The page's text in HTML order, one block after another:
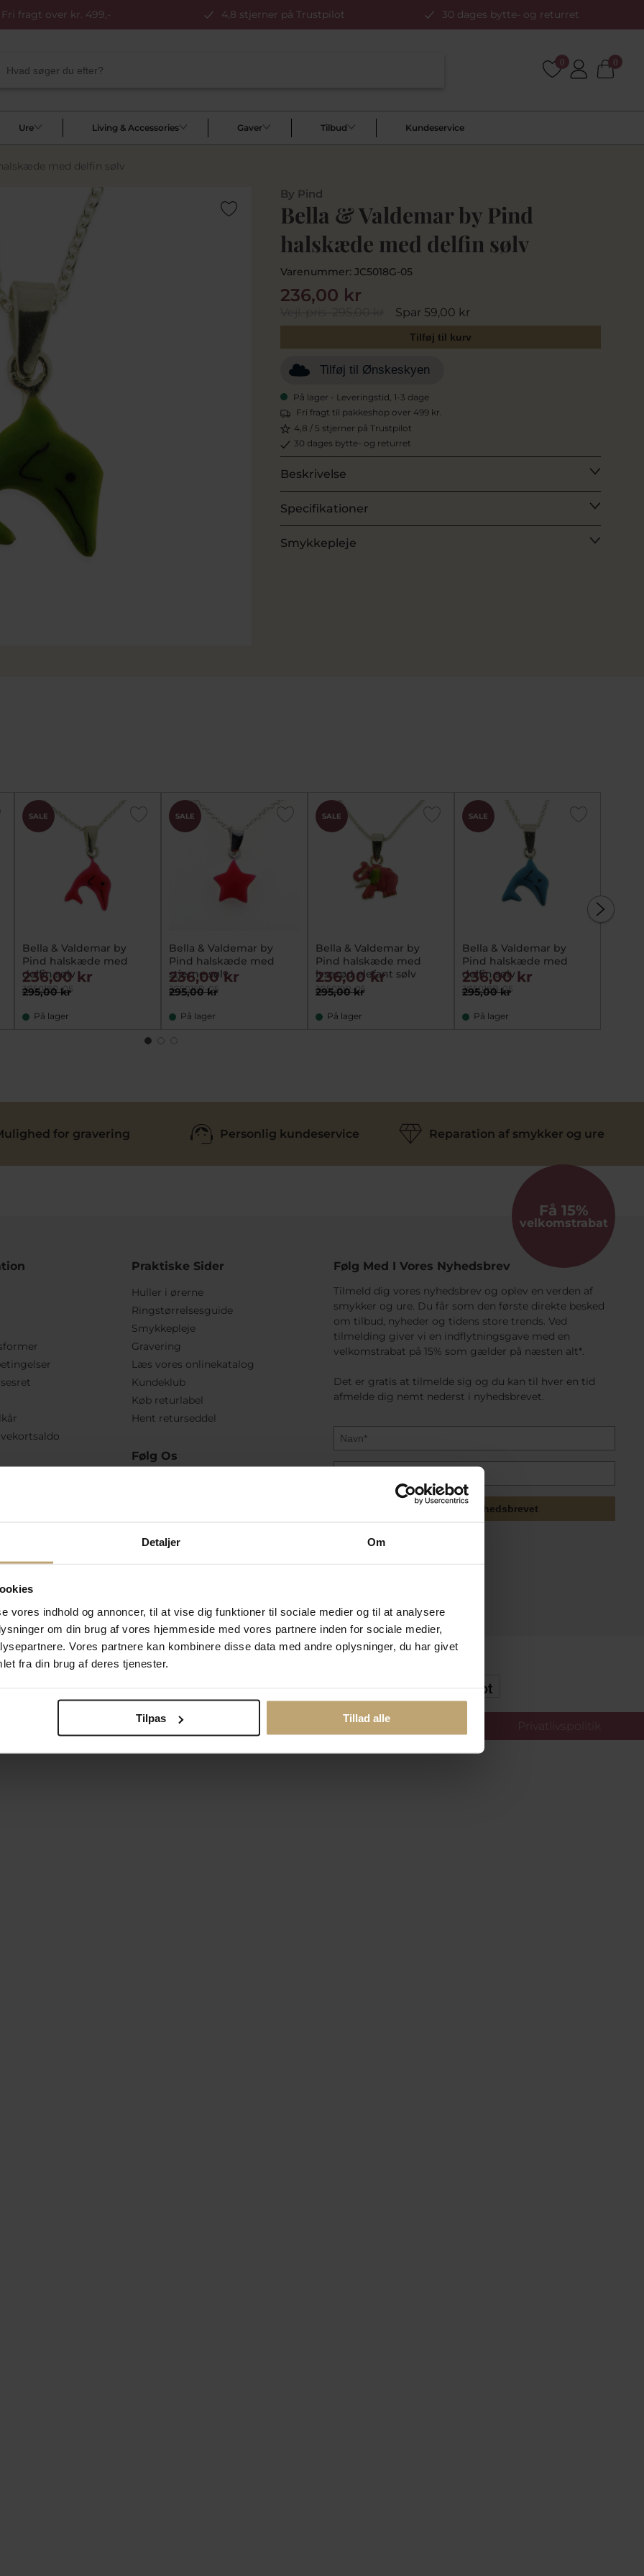
Detaljer Om
vores indhold og annoncer, til at vise dig funktioner til sociale medier og til at analysere
om din brug af vores hjemmeside med vores partnere inden for sociale medier,
Vores partnere kan kombinere disse data med andre oplysninger, du har givet
fra din brug af deres tjenester.
Tilpas Tillad alle
Fri fragt over kr. 499,- 4,8 stjerner på Trustpilot 30 dages bytte- og returret
0 0
Ure Living & Accessories Gaver Tilbud Kundeservice
med delfin sølv
By Pind
Bella & Valdemar by Pind
halskæde med delfin sølv
Varenummer: JC5018G-05
Vejl. pris295,00 kr Spar 59,00 kr
236,00 kr
Tilføj til kurv
Tilføj til Ønskeskyen
På lager - Leveringstid, 1-3 dage
Fri fragt til pakkeshop over 499 kr.
4,8 / 5 stjerner på Trustpilot
30 dages bytte- og returret
Beskrivelse
Specifikationer
Smykkepleje
SALE
Bella & Valdemar by
Pind halskæde med
delfin sølv
JC5018P-05
295,00 kr
236,00 kr
På lager
SALE
Bella & Valdemar by
Pind halskæde med
stjerne sølv
JC5016P-05
295,00 kr
236,00 kr
På lager
SALE
Bella & Valdemar by
Pind halskæde med
lyserød elefant sølv
JC5019R-05
295,00 kr
236,00 kr
På lager
SALE
Bella & Valdemar by
Pind halskæde med
delfin sølv
JC5018B-05
295,00 kr
236,00 kr
På lager
for gravering Personlig kundeservice Reparation af smykker og ure
Praktiske Sider
Huller i ørerne
Ringstørrelsesguide
Smykkepleje
Gravering
Læs vores onlinekatalog
Kundeklub
Køb returlabel
Hent returseddel
Følg Os
Få 15%
velkomstrabat
Følg Med I Vores Nyhedsbrev
Tilmeld dig vores nyhedsbrev og oplev en verden af
smykker og ure. Du får som den første direkte besked
om tilbud, nyheder og tidens store trends. Ved
tilmelding giver vi en indflytningsgave med en
velkomstrabat på 15% som gælder på næsten alt*.
Det er gratis at tilmelde sig og du kan til hver en tid
afmelde dig nemt nederst i nyhedsbrevet.
Tilmeld mig nyhedsbrevet
Betalingsmuligheder Sikker Og Tryg E-Handel
Ændr cookie-indstillinger Privatlivspolitik